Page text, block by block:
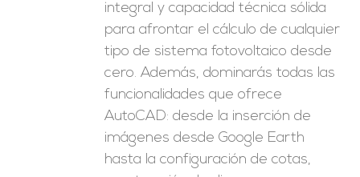
integral y capacidad técnica sólida
para afrontar el cálculo de cualquier
tipo de sistema fotovoltaico desde
cero. Además, dominarás todas las
funcionalidades que ofrece
AutoCAD: desde la inserción de
imágenes desde Google Earth
hasta la configuración de cotas,